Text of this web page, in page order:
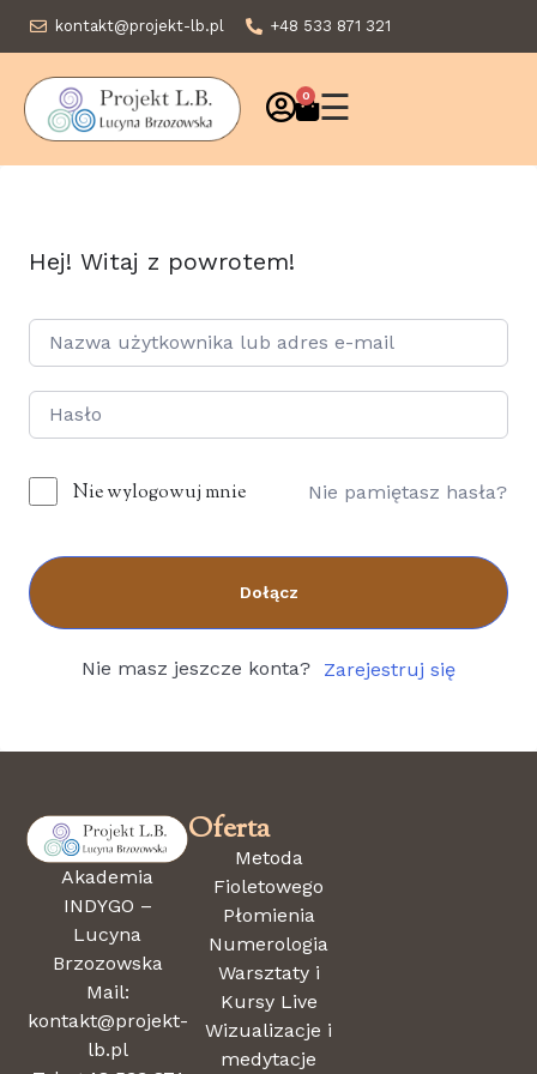
kontakt@projekt-lb.pl +48 533 871 321
0 ☰
Hej! Witaj z powrotem!
Nie wylogowuj mnie Nie pamiętasz hasła?
Dołącz
Nie masz jeszcze konta? Zarejestruj się
Akademia
INDYGO –
Lucyna
Brzozowska
Mail:
kontakt@projekt-
lb.pl
Oferta
Metoda
Fioletowego
Płomienia
Numerologia
Warsztaty i
Kursy Live
Wizualizacje i
medytacje